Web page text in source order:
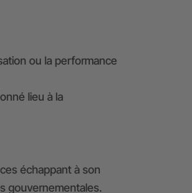
ou la performance
lieu à la
échappant à son
gouvernementales.